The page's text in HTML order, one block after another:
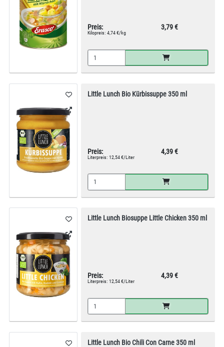
Preis: 3,79 €
Kilopreis: 4,74 €/kg
Little Lunch Bio Kürbissuppe 350 ml
Preis: 4,39 €
Literpreis: 12,54 €/Liter
Little Lunch Biosuppe Little Chicken 350 ml
Preis: 4,39 €
Literpreis: 12,54 €/Liter
Little Lunch Bio Chili Con Carne 350 ml